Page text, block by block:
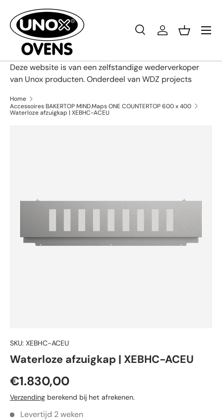
Ga naar inhoud
Zoeken
Productsoort
Alles
ZoekenInloggenMandje
Menu
Deze website is van een zelfstandige wederverkoper
van Unox producten. Onderdeel van WDZ projects
Home
Accessoires BAKERTOP MIND.Maps ONE COUNTERTOP 600 x 400
Waterloze afzuigkap | XEBHC-ACEU
SKU: XEBHC-ACEU
Waterloze afzuigkap | XEBHC-ACEU
€1.830,00
Verzending berekend bij het afrekenen.
Levertijd 2 weken